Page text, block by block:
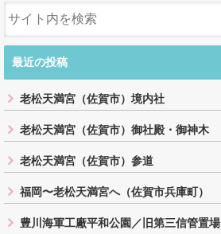
最近の投稿
老松天満宮（佐賀市）境内社
老松天満宮（佐賀市）御社殿・御神木
老松天満宮（佐賀市）参道
福岡〜老松天満宮へ（佐賀市兵庫町）
豊川海軍工廠平和公園／旧第三信管置場